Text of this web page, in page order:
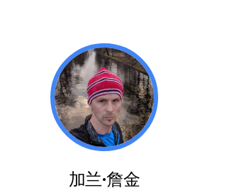
加兰·詹金